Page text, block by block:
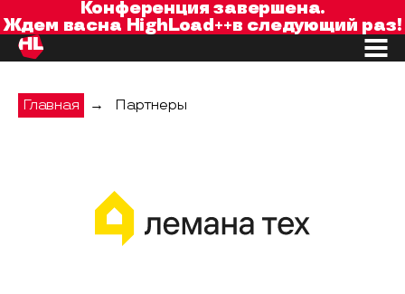
Конференция завершена.
Ждем васна HighLoad++в следующий раз!
Главная → Партнеры